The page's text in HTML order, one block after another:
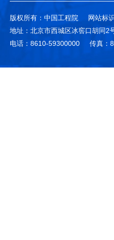
版权所有：中国工程院 网站标
地址：北京市西城区冰窖口胡同2
电话：8610-59300000
传真：